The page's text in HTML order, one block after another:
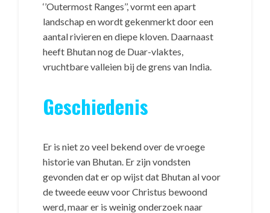
‘’Outermost Ranges’’, vormt een apart
landschap en wordt gekenmerkt door een
aantal rivieren en diepe kloven. Daarnaast
heeft Bhutan nog de Duar-vlaktes,
vruchtbare valleien bij de grens van India.
Geschiedenis
Er is niet zo veel bekend over de vroege
historie van Bhutan. Er zijn vondsten
gevonden dat er op wijst dat Bhutan al voor
de tweede eeuw voor Christus bewoond
werd, maar er is weinig onderzoek naar